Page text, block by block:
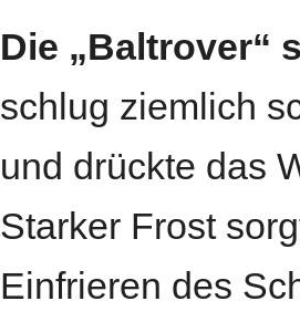
Die „Baltrover“
schlug ziemlich
und drückte das
Starker Frost
Einfrieren des